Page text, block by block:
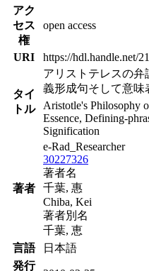
アク
セス
権
open access
URI https://hdl.handle.net/
タイ
トル
アリストテレスの弁
義形成句そして意味
Aristotle's Philosophy
Essence, Defining-
Signification
著者
e-Rad_Researcher
30227326
著者名
千葉, 惠
Chiba, Kei
著者別名
千葉, 恵
言語
日本語
発行